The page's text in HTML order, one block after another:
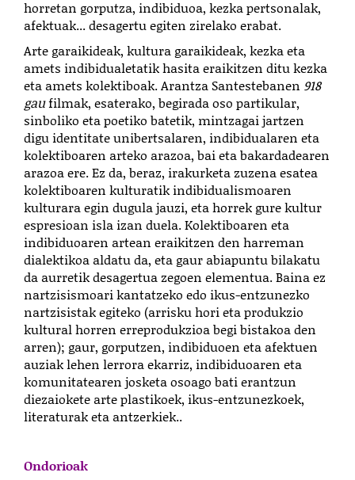
horretan gorputza, indibiduoa, kezka pertsonalak,
afektuak... desagertu egiten zirelako erabat.
Arte garaikideak, kultura garaikideak, kezka eta
amets indibidualetatik hasita eraikitzen ditu kezka
eta amets kolektiboak. Arantza Santestebanen 918
gaufilmak, esaterako, begirada oso partikular,
sinboliko eta poetiko batetik, mintzagai jartzen
digu identitate unibertsalaren, indibidualaren eta
kolektiboaren arteko arazoa, bai eta bakardadearen
arazoa ere. Ez da, beraz, irakurketa zuzena esatea
kolektiboaren kulturatik indibidualismoaren
kulturara egin dugula jauzi, eta horrek gure kultur
espresioan isla izan duela. Kolektiboaren eta
indibiduoaren artean eraikitzen den harreman
dialektikoa aldatu da, eta gaur abiapuntu bilakatu
da aurretik desagertua zegoen elementua. Baina ez
nartzisismoari kantatzeko edo ikus-entzunezko
nartzisistak egiteko (arrisku hori eta produkzio
kultural horren erreprodukzioa begi bistakoa den
arren); gaur, gorputzen, indibiduoen eta afektuen
auziak lehen lerrora ekarriz, indibiduoaren eta
komunitatearen josketa osoago bati erantzun
diezaiokete arte plastikoek, ikus-entzunezkoek,
literaturak eta antzerkiek..
Ondorioak